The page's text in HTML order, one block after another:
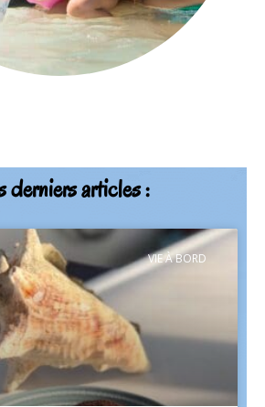
derniers articles :
VIE À BORD